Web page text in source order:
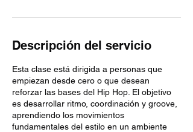
Descripción del servicio
Esta clase está dirigida a personas que
empiezan desde cero o que desean
reforzar las bases del Hip Hop. El objetivo
es desarrollar ritmo, coordinación y groove,
aprendiendo los movimientos
fundamentales del estilo en un ambiente